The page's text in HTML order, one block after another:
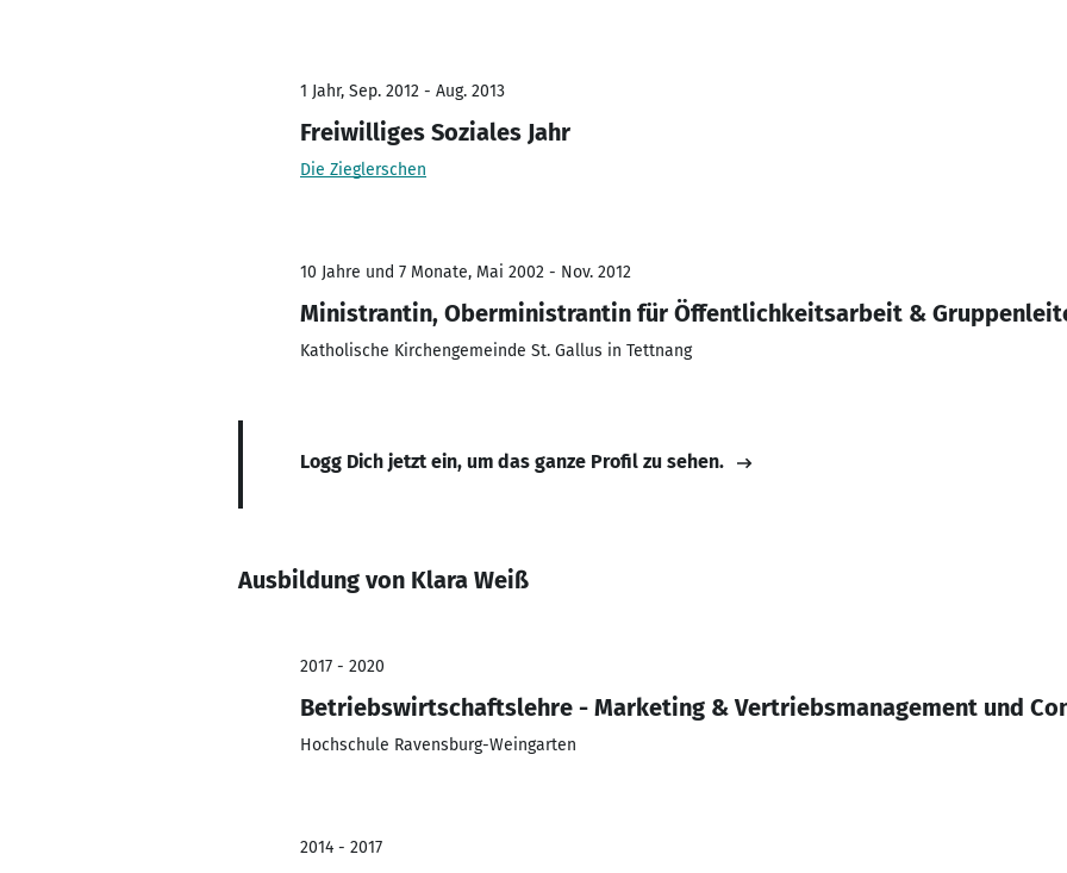
1 Jahr, Sep. 2012 - Aug. 2013
Freiwilliges Soziales Jahr
Die Zieglerschen
10 Jahre und 7 Monate, Mai 2002 - Nov. 2012
Ministrantin, Oberministrantin für Öffentlichkeitsarbeit &
Katholische Kirchengemeinde St. Gallus in Tettnang
Logg Dich jetzt ein, um das ganze Profil zu sehen.
Ausbildung von Klara Weiß
2017 - 2020
Betriebswirtschaftslehre - Marketing & Vertriebsmanagement und
Hochschule Ravensburg-Weingarten
2014 - 2017